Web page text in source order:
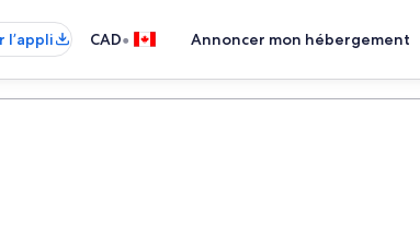
l’appli CAD• Annoncer mon hébergement